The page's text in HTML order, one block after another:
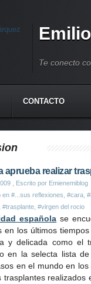
Te conecto
CONTACTO
aprueba realizar
, Escrito por Emienemiblog
en #...sus reflexiones #cara
#trasplante #virgen del rocio
española se
en los últimos
y delicada como el
en la selecta lista
en el mundo en
trasplantes realizados